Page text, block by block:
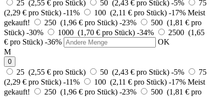
25 (2,55 € pro Stück) 50 (2,43 € pro Stück) -5%
75
(2,29 € pro Stück) -11% 100 (2,11 € pro Stück) -17% Meist
gekauft!
250 (1,96 € pro Stück) -23%
500 (1,81 € pro
Stück) -30% 1000 (1,70 € pro Stück) -34%
2500 (1,65
€ pro Stück) -36%
OK
M
0
25 (2,55 € pro Stück) 50 (2,43 € pro Stück) -5%
75
(2,29 € pro Stück) -11% 100 (2,11 € pro Stück) -17% Meist
gekauft!
250 (1,96 € pro Stück) -23%
500 (1,81 € pro